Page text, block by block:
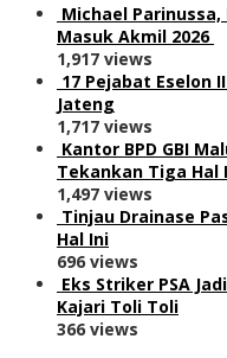
Michael Parinussa,
Masuk Akmil 2026
1,917 views
17 Pejabat Eselon
Jateng
1,717 views
Kantor BPD GBI
Tekankan Tiga Hal
1,497 views
Tinjau Drainase
Hal Ini
696 views
Eks Striker PSA
Kajari Toli Toli
366 views